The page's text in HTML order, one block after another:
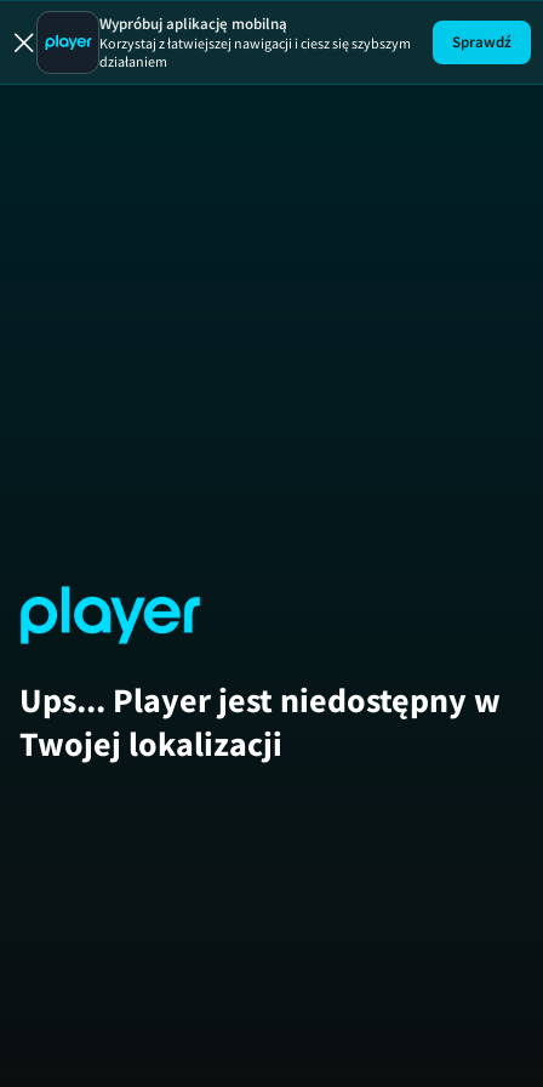
Wypróbuj aplikację mobilną
Korzystaj z łatwiejszej nawigacji i ciesz się szybszym
działaniem
Sprawdź
Ups... Player jest niedostępny w
Twojej lokalizacji